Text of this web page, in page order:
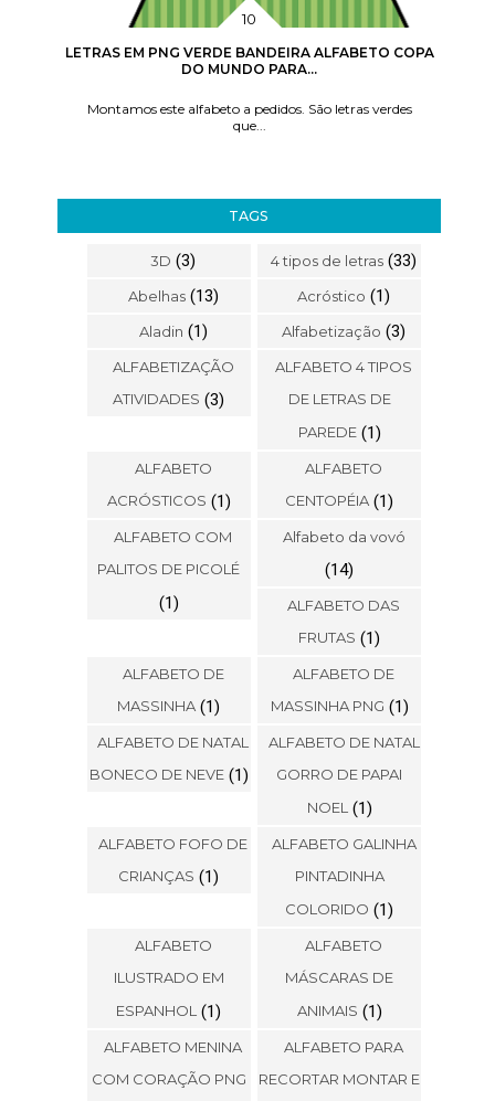
LETRAS EM PNG VERDE BANDEIRA ALFABETO COPA
DO MUNDO PARA...
Montamos este alfabeto a pedidos. São letras verdes
que...
TAGS
3D (3) 4 tipos de letras (33)
Abelhas (13) Acróstico (1)
Aladin (1) Alfabetização (3)
ALFABETIZAÇÃO
ATIVIDADES (3)
ALFABETO 4 TIPOS
DE LETRAS DE
PAREDE (1)
ALFABETO
ACRÓSTICOS (1)
ALFABETO
CENTOPÉIA (1)
ALFABETO COM
PALITOS DE PICOLÉ
(1)
Alfabeto da vovó
(14)
ALFABETO DAS
FRUTAS (1)
ALFABETO DE
MASSINHA (1)
ALFABETO DE
MASSINHA PNG (1)
ALFABETO DE NATAL
BONECO DE NEVE (1)
ALFABETO DE NATAL
GORRO DE PAPAI
NOEL (1)
ALFABETO FOFO DE
CRIANÇAS (1)
ALFABETO GALINHA
PINTADINHA
COLORIDO (1)
ALFABETO
ILUSTRADO EM
ESPANHOL (1)
ALFABETO
MÁSCARAS DE
ANIMAIS (1)
ALFABETO MENINA
COM CORAÇÃO PNG
ALFABETO PARA
RECORTAR MONTAR E